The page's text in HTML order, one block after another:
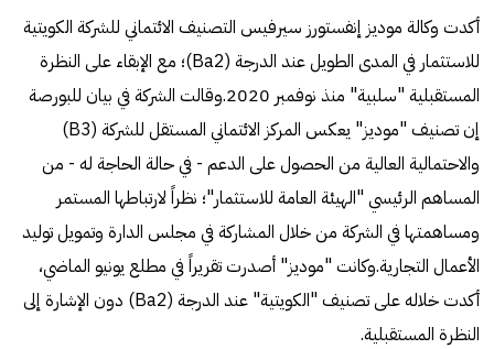
أكدت وكالة موديز إنفستورز سيرفيس التصنيف الائتماني للشركة الكويتية
للاستثمار في المدى الطويل عند الدرجة (Ba2)؛ مع الإبقاء على النظرة
المستقبلية "سلبية" منذ نوفمبر 2020.وقالت الشركة في بيان للبورصة
إن تصنيف "موديز" يعكس المركز الائتماني المستقل للشركة (B3)
والاحتمالية العالية من الحصول على الدعم - في حالة الحاجة له - من
المساهم الرئيسي "الهيئة العامة للاستثمار"؛ نظراً لارتباطها المستمر
ومساهمتها في الشركة من خلال المشاركة في مجلس الدارة وتمويل توليد
الأعمال التجارية.وكانت "موديز" أصدرت تقريراً في مطلع يونيو الماضي،
أكدت خلاله على تصنيف "الكويتية" عند الدرجة (Ba2) دون الإشارة إلى
النظرة المستقبلية.